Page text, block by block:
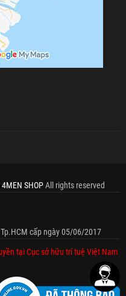
4MEN SHOPAll rights reserved
cấp ngày 05/06/2017
tại Cục sở hữu trí tuệ Việt Nam